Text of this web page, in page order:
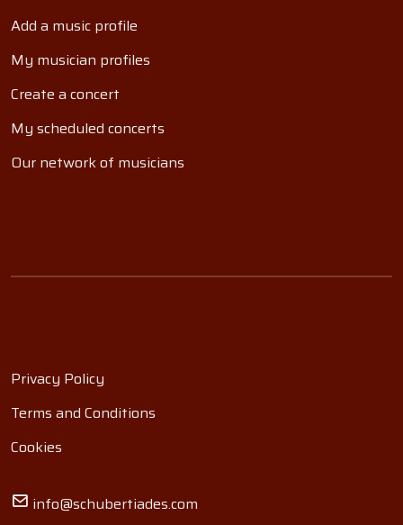
Add a music profile
My musician profiles
Create a concert
My scheduled concerts
Our network of musicians
Privacy Policy
Terms and Conditions
Cookies
info@schubertiades.com